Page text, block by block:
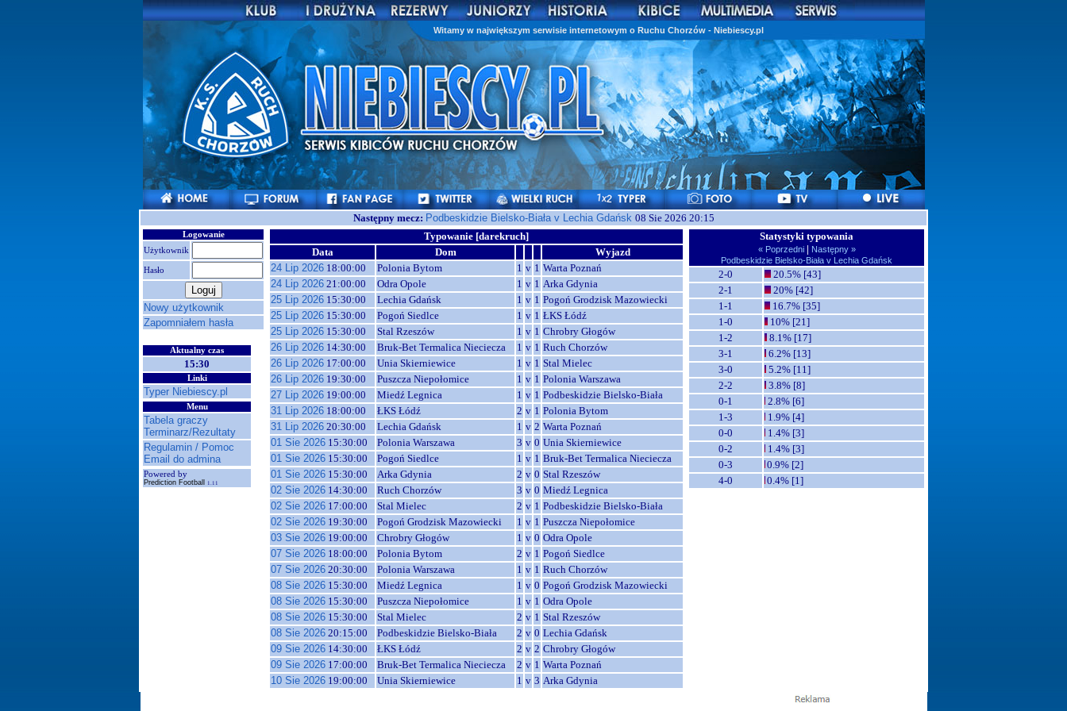
Witamy w największym serwisie internetowym o Ruchu Chorzów - Niebiescy.pl
Następny mecz: Podbeskidzie Bielsko-Biała v Lechia Gdańsk 08 Sie 2026 20:15
Logowanie
Użytkownik
Hasło
Nowy użytkownik
Zapomniałem hasła
Aktualny czas
15:30
Linki
Typer Niebiescy.pl
Menu
Tabela graczy
Terminarz/Rezultaty
Regulamin / Pomoc
Email do admina
Powered by
Prediction Football 1.11
Typowanie [darekruch]
Data
Dom
Wyjazd
24 Lip 2026 18:00:00 Polonia Bytom 1 v 1 Warta Poznań
24 Lip 2026 21:00:00 Odra Opole 1 v 1 Arka Gdynia
25 Lip 2026 15:30:00 Lechia Gdańsk 1 v 1 Pogoń Grodzisk Mazowiecki
25 Lip 2026 15:30:00 Pogoń Siedlce 1 v 1 ŁKS Łódź
25 Lip 2026 15:30:00 Stal Rzeszów 1 v 1 Chrobry Głogów
26 Lip 2026 14:30:00 Bruk-Bet Termalica Nieciecza 1 v 1 Ruch Chorzów
26 Lip 2026 17:00:00 Unia Skierniewice 1 v 1 Stal Mielec
26 Lip 2026 19:30:00 Puszcza Niepołomice 1 v 1 Polonia Warszawa
27 Lip 2026 19:00:00 Miedź Legnica 1 v 1 Podbeskidzie Bielsko-Biała
31 Lip 2026 18:00:00 ŁKS Łódź 2 v 1 Polonia Bytom
31 Lip 2026 20:30:00 Lechia Gdańsk 1 v 2 Warta Poznań
01 Sie 2026 15:30:00 Polonia Warszawa 3 v 0 Unia Skierniewice
01 Sie 2026 15:30:00 Pogoń Siedlce 1 v 1 Bruk-Bet Termalica Nieciecza
01 Sie 2026 15:30:00 Arka Gdynia 2 v 0 Stal Rzeszów
02 Sie 2026 14:30:00 Ruch Chorzów 3 v 0 Miedź Legnica
02 Sie 2026 17:00:00 Stal Mielec 2 v 1 Podbeskidzie Bielsko-Biała
02 Sie 2026 19:30:00 Pogoń Grodzisk Mazowiecki 1 v 1 Puszcza Niepołomice
03 Sie 2026 19:00:00 Chrobry Głogów 1 v 0 Odra Opole
07 Sie 2026 18:00:00 Polonia Bytom 2 v 1 Pogoń Siedlce
07 Sie 2026 20:30:00 Polonia Warszawa 1 v 1 Ruch Chorzów
08 Sie 2026 15:30:00 Miedź Legnica 1 v 0 Pogoń Grodzisk Mazowiecki
08 Sie 2026 15:30:00 Puszcza Niepołomice 1 v 1 Odra Opole
08 Sie 2026 15:30:00 Stal Mielec 2 v 1 Stal Rzeszów
08 Sie 2026 20:15:00 Podbeskidzie Bielsko-Biała 2 v 0 Lechia Gdańsk
09 Sie 2026 14:30:00 ŁKS Łódź 2 v 2 Chrobry Głogów
09 Sie 2026 17:00:00 Bruk-Bet Termalica Nieciecza 2 v 1 Warta Poznań
10 Sie 2026 19:00:00 Unia Skierniewice 1 v 3 Arka Gdynia
Statystyki typowania
« Poprzedni | Następny »
Podbeskidzie Bielsko-Biała v Lechia Gdańsk
2-0
20.5% [43]
2-1
20% [42]
1-1
16.7% [35]
1-0
10% [21]
1-2
8.1% [17]
3-1
6.2% [13]
3-0
5.2% [11]
2-2
3.8% [8]
0-1
2.8% [6]
1-3
1.9% [4]
0-0
1.4% [3]
0-2
1.4% [3]
0-3
0.9% [2]
4-0
0.4% [1]